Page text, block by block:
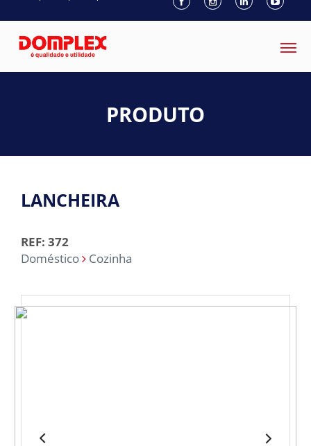
PRODUTO
LANCHEIRA
REF: 372
Doméstico
Cozinha